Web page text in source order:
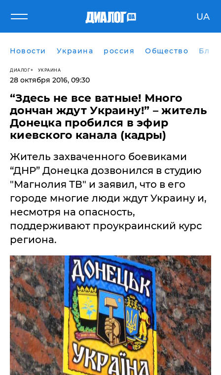
UA
Новости Украина россия Общество
ДИАЛОГ УКРАИНА
28 октября 2016, 09:30
​“Здесь не все ватные! Много
дончан ждут Украину!” – житель
Донецка пробился в эфир
киевского канала (кадры)
Житель захваченного боевиками
“ДНР” Донецка дозвонился в студию
"Магнолия ТВ" и заявил, что в его
городе многие люди ждут Украину и,
несмотря на опасность,
поддерживают проукраинский курс
региона.